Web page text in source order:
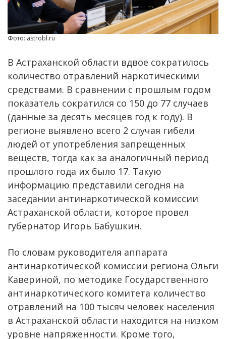
Фото: astrobl.ru
В Астраханской области вдвое сократилось
количество отравлений наркотическими
средствами. В сравнении с прошлым годом
показатель сократился со 150 до 77 случаев
(данные за десять месяцев год к году). В
регионе выявлено всего 2 случая гибели
людей от употребления запрещенных
веществ, тогда как за аналогичный период
прошлого года их было 17. Такую
информацию представили сегодня на
заседании антинаркотической комиссии
Астраханской области, которое провел
губернатор Игорь Бабушкин.
По словам руководителя аппарата
антинаркотической комиссии региона Ольги
Кавериной, по методике Государственного
антинаркотического комитета количество
отравлений на 100 тысяч человек населения
в Астраханской области находится на низком
уровне напряженности. Кроме того,